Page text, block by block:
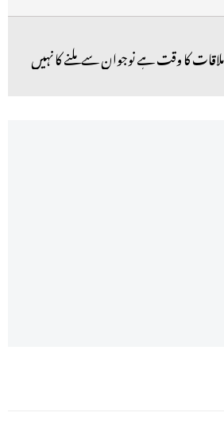
کا وقت ہے نوجوان سے ملنے کا نہیں